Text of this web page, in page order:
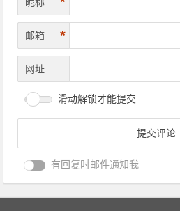
昵称
邮箱 *
网址
滑动解锁才能提交
有回复时邮件通知我